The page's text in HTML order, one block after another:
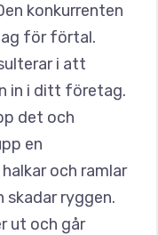
konkurrenten
för förtal.
i att
in i ditt företag.
det och
en
och ramlar
ryggen.
ut och går